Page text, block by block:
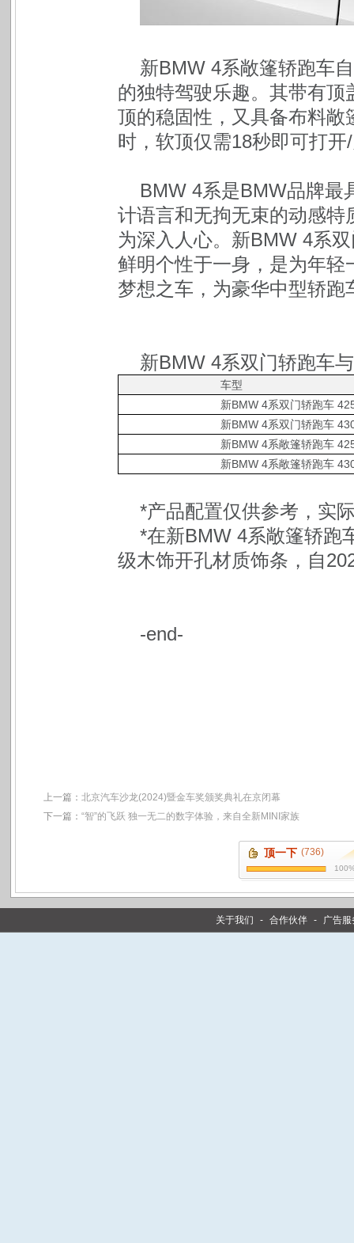
新BMW 4系敞篷轿跑车
的独特驾驶乐趣。其带有
顶的稳固性，又具备布料
时，软顶仅需18秒即可打开
BMW 4系是BMW品牌最
计语言和无拘无束的动感
为深入人心。新BMW 4系
鲜明个性于一身，是为年
梦想之车，为豪华中型轿跑
新BMW 4系双门轿跑车
车型
新BMW 4系双门轿跑车
新BMW 4系双门轿跑车
新BMW 4系敞篷轿跑车
新BMW 4系敞篷轿跑车
*产品配置仅供参考，实
*在新BMW 4系敞篷轿跑
级木饰开孔材质饰条，自
-end-
上一篇： 北京汽车沙龙(2024)暨金车奖颁奖典礼在京闭幕
下一篇： “智”的飞跃 独一无二的数字体验，来自全新MINI家族
顶一下 (736)
关于我们 - 合作伙伴 - 广告服